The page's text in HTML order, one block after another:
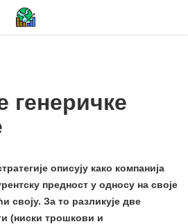
генеричке
описују како компанија
предност у односу на своје
своју. За то разликује две
(ниски трошкови и